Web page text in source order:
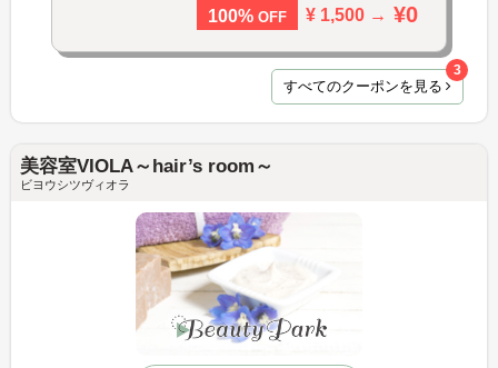
100% OFF ¥ 1,500 → ¥0
すべてのクーポンを見る
3
美容室VIOLA～hair’s room～
ビヨウシツヴィオラ